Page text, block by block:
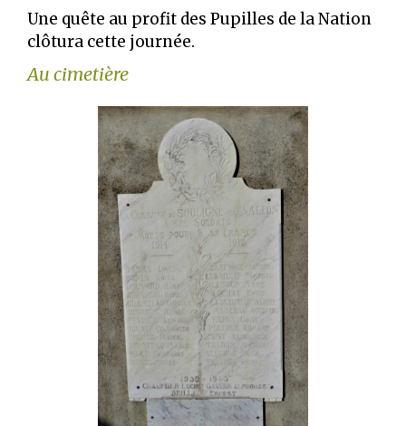
Une quête au profit des Pupilles de la Nation
clôtura cette journée.
Au cimetière